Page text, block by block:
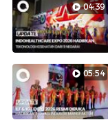
04:39
05:54